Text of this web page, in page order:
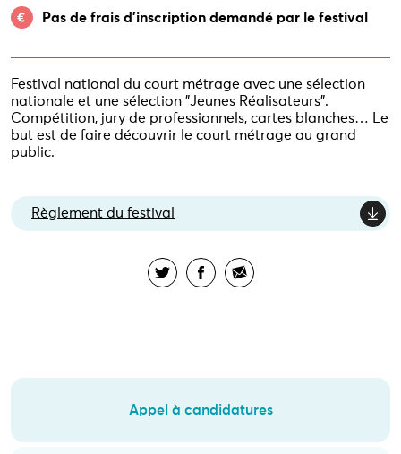
Pas de frais d’inscription demandé par le festival
Festival national du court métrage avec une sélection
nationale et une sélection "Jeunes Réalisateurs".
Compétition, jury de professionnels, cartes blanches… Le
but est de faire découvrir le court métrage au grand
public.
Règlement du festival
Appel à candidatures